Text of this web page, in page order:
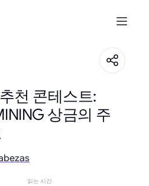
천 콘테스트:
상금의 주
읽는 시간